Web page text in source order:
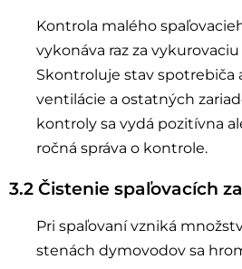
Kontrola malého
vykonáva raz za
Skontroluje stav spotrebiča
ventilácie a ostatných
kontroly sa vydá pozitívna
ročná správa o kontrole.
3.2 Čistenie spaľovacích
Pri spaľovaní vzniká
stenách dymovodov sa